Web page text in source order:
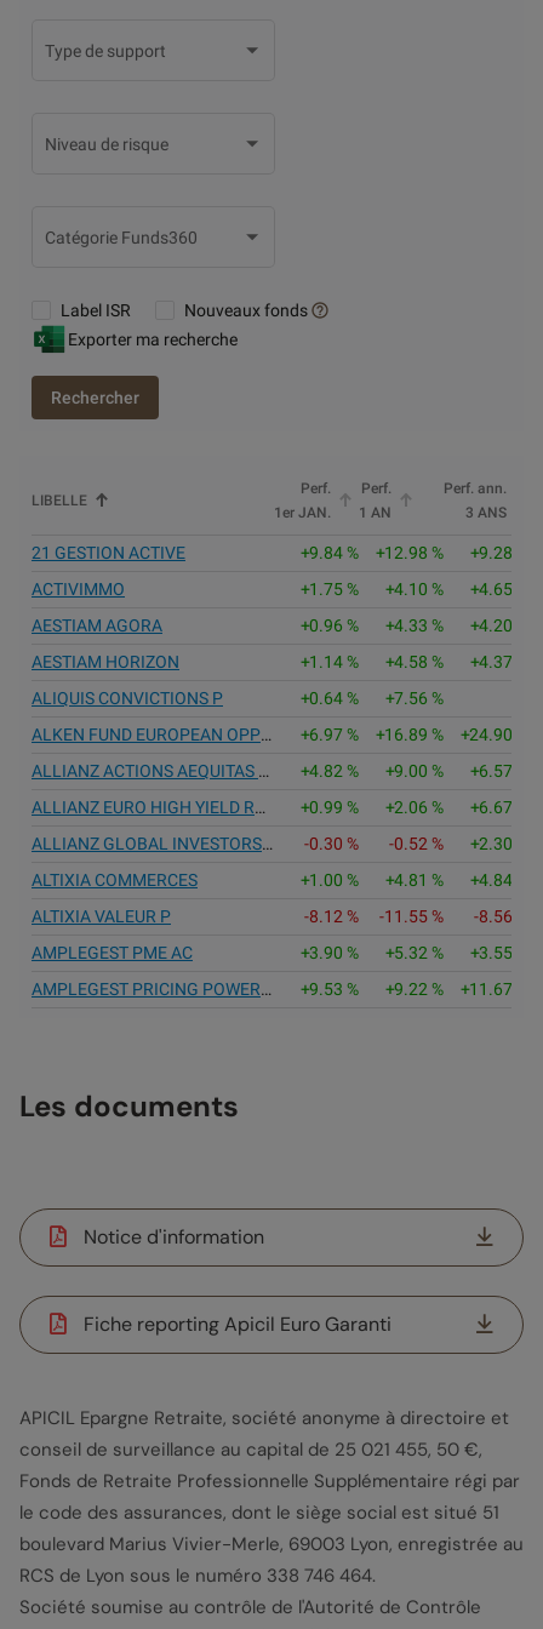
Les documents
Notice d'information
Fiche reporting Apicil Euro Garanti
APICIL Epargne Retraite, société anonyme à directoire et
conseil de surveillance au capital de 25 021 455, 50 €,
Fonds de Retraite Professionnelle Supplémentaire régi par
le code des assurances, dont le siège social est situé 51
boulevard Marius Vivier-Merle, 69003 Lyon, enregistrée au
RCS de Lyon sous le numéro 338 746 464.
Société soumise au contrôle de l'Autorité de Contrôle